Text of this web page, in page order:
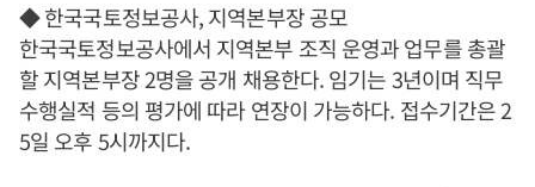
◆ 한국국토정보공사, 지역본부장 공모
한국국토정보공사에서 지역본부 조직 운영과 업무를 총괄
할 지역본부장 2명을 공개 채용한다. 임기는 3년이며 직무
수행실적 등의 평가에 따라 연장이 가능하다. 접수기간은 2
5일 오후 5시까지다.